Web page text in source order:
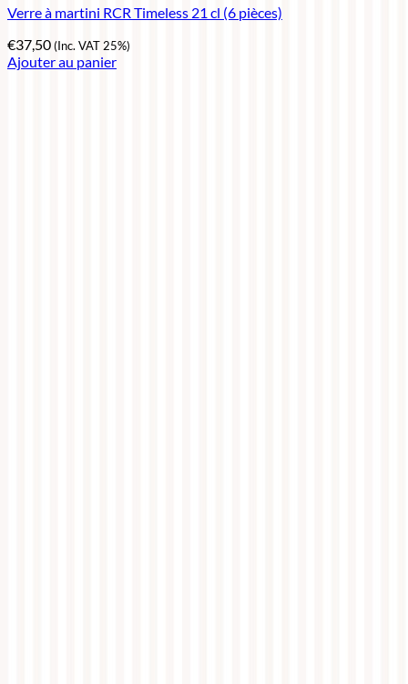
Verre à martini RCR Timeless 21 cl (6 pièces)
€37,50(Inc. VAT 25%)
Ajouter au panier